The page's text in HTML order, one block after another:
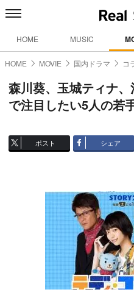
HOME MUSIC
HOME MOVIE 国内ドラマ コ
森川葵、玉城ティナ
で注目したい5人の若
ポスト シェア